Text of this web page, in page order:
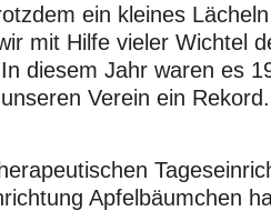
ein kleines
mit Hilfe vieler Wichtel
diesem Jahr waren es
Verein ein
Apfelbäumchen